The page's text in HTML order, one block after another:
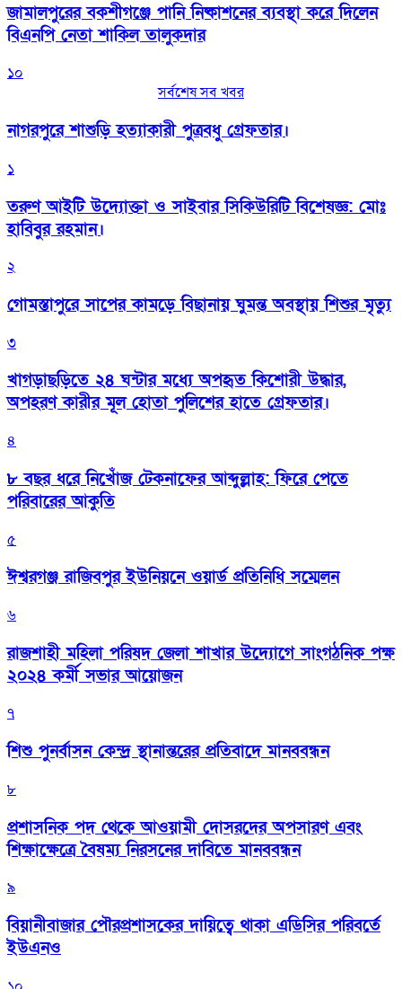
জামালপুরের বকশীগঞ্জে পানি নিষ্কাশনের ব্যবস্থা করে দিলেন
বিএনপি নেতা শাকিল তালুকদার
১০
সর্বশেষ সব খবর
নাগরপুরে শাশুড়ি হত্যাকারী পুত্রবধু গ্রেফতার।
১
তরুণ আইটি উদ্যোক্তা ও সাইবার সিকিউরিটি বিশেষজ্ঞ: মোঃ
হাবিবুর রহমান।
২
গোমস্তাপুরে সাপের কামড়ে বিছানায় ঘুমন্ত অবস্থায় শিশুর মৃত্যু
৩
খাগড়াছড়িতে ২৪ ঘন্টার মধ্যে অপহৃত কিশোরী উদ্ধার,
অপহরণ কারীর মূল হোতা পুলিশের হাতে গ্রেফতার।
৪
৮ বছর ধরে নিখোঁজ টেকনাফের আব্দুল্লাহ: ফিরে পেতে
পরিবারের আকুতি
৫
ঈশ্বরগঞ্জ রাজিবপুর ইউনিয়নে ওয়ার্ড প্রতিনিধি সম্মেলন
৬
রাজশাহী মহিলা পরিষদ জেলা শাখার উদ্যোগে সাংগঠনিক পক্ষ
২০২৪ কর্মী সভার আয়োজন
৭
শিশু পুনর্বাসন কেন্দ্র স্থানান্তরের প্রতিবাদে মানববন্ধন
৮
প্রশাসনিক পদ থেকে আওয়ামী দোসরদের অপসারণ এবং
শিক্ষাক্ষেত্রে বৈষম্য নিরসনের দাবিতে মানববন্ধন
৯
বিয়ানীবাজার পৌরপ্রশাসকের দায়িত্বে থাকা এডিসির পরিবর্তে
ইউএনও